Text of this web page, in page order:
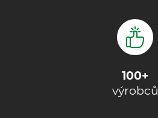
100+
výrobců